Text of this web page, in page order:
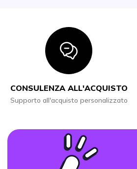
Icon
CONSULENZA ALL'ACQUISTO
Supporto all'acquisto personalizzato